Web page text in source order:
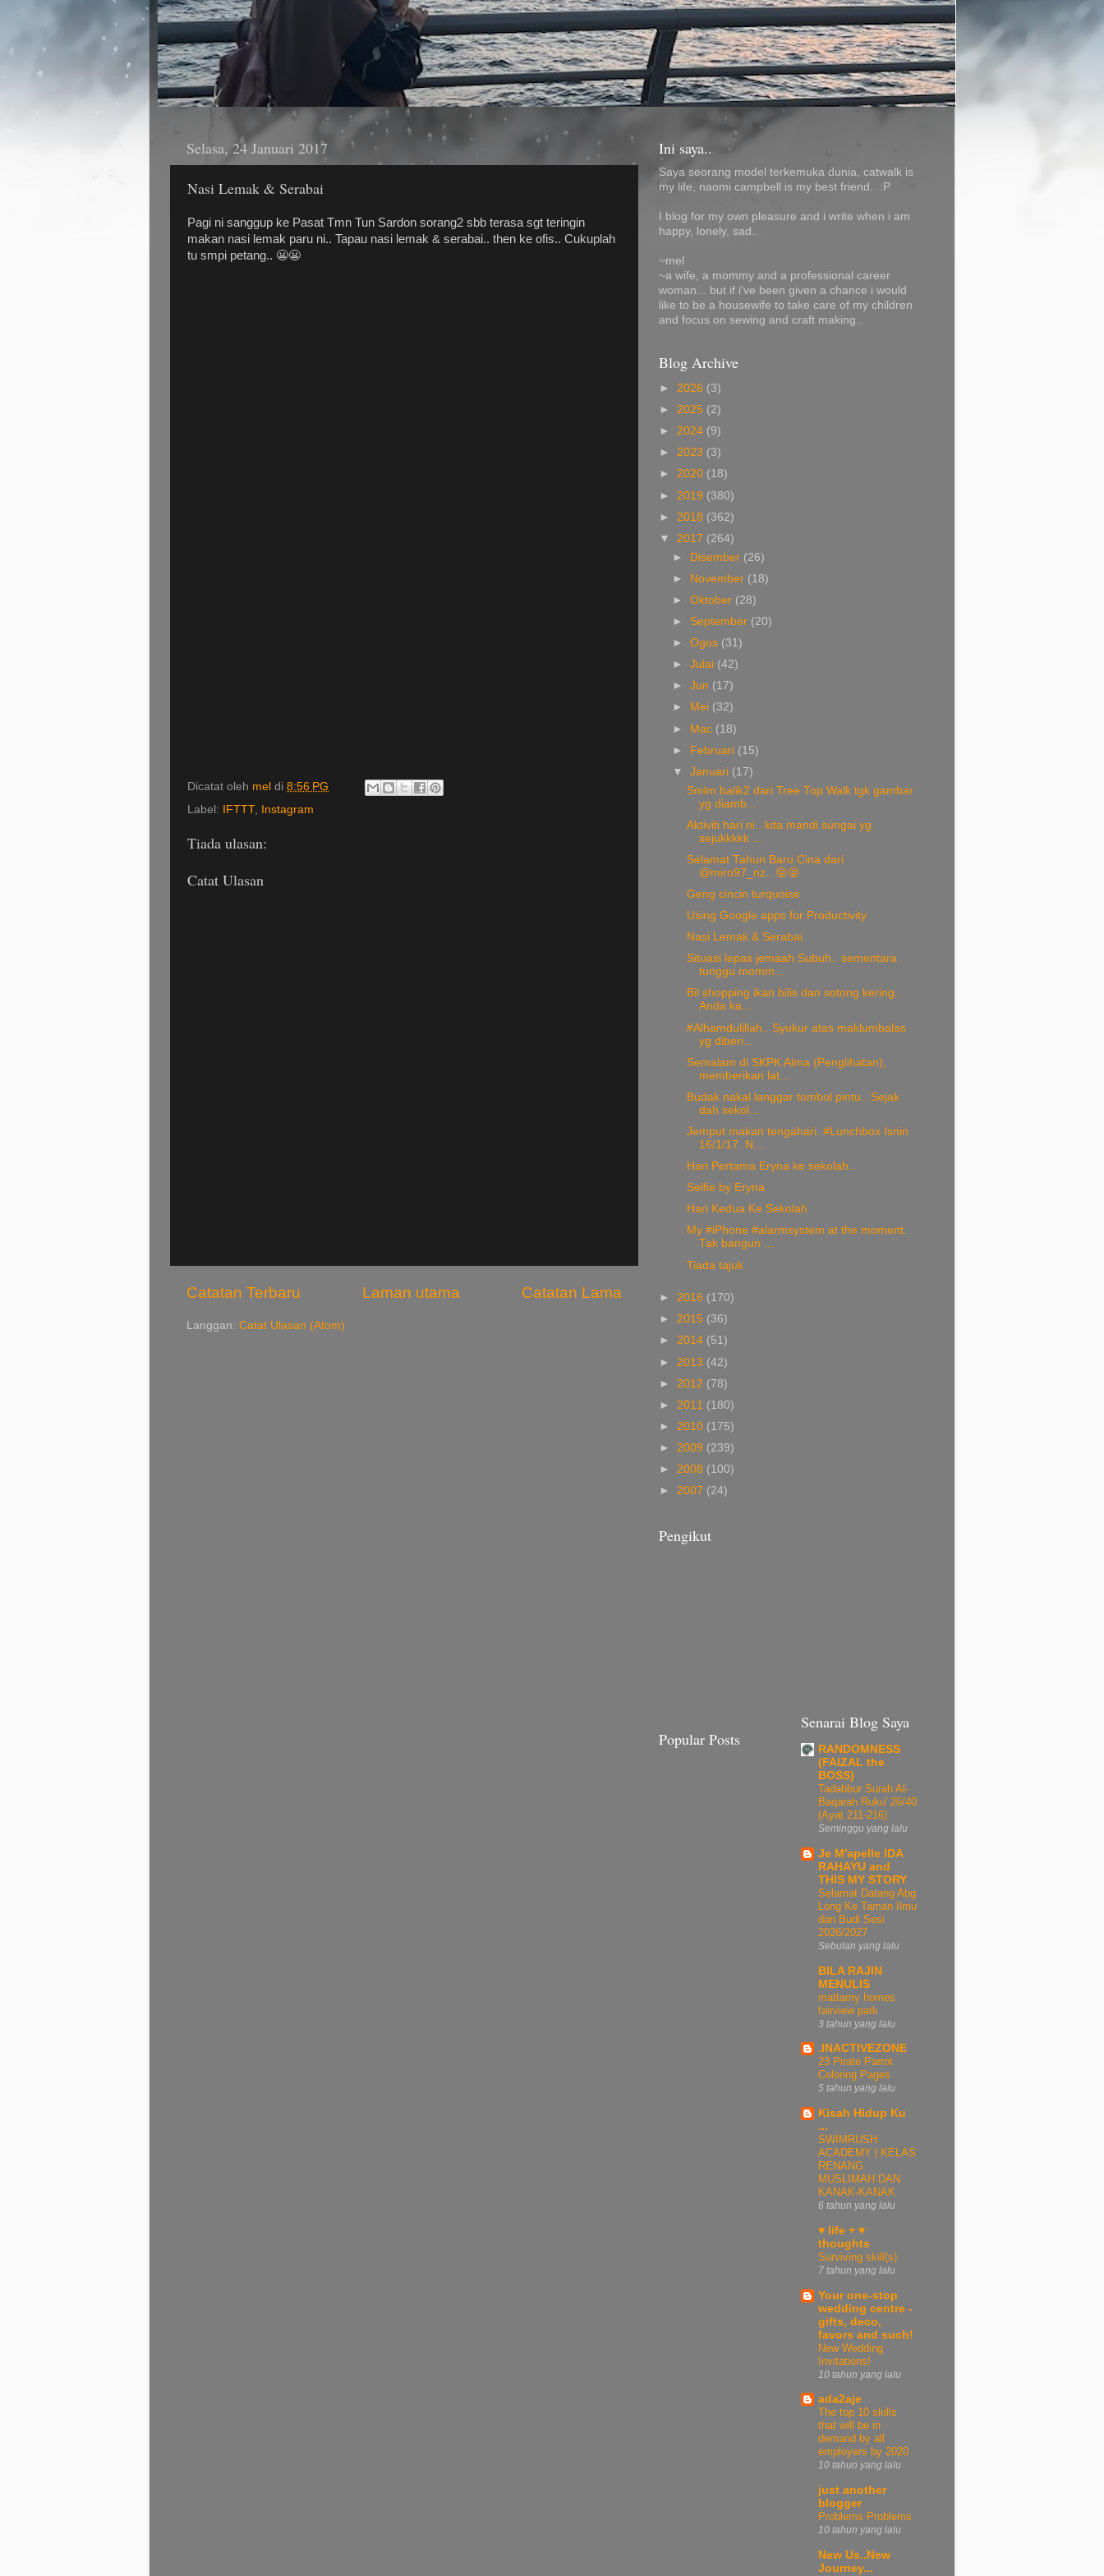
Selasa, 24 Januari 2017
Nasi Lemak & Serabai
Pagi ni sanggup ke Pasat Tmn Tun Sardon sorang2 sbb terasa sgt teringin
makan nasi lemak paru ni.. Tapau nasi lemak & serabai.. then ke ofis.. Cukuplah
tu smpi petang.. 😬😬
Dicatat oleh mel di 8:56 PG
Label:
IFTTT, Instagram
Tiada ulasan:
Catat Ulasan
Catatan Terbaru Catatan Lama
Laman utama
Langgan: Catat Ulasan (Atom)
Ini saya..
Saya seorang model terkemuka dunia, catwalk is
my life, naomi campbell is my best friend.. :P
I blog for my own pleasure and i write when i am
happy, lonely, sad..
~mel
~a wife, a mommy and a professional career
woman... but if i've been given a chance i would
like to be a housewife to take care of my children
and focus on sewing and craft making..
Blog Archive
► 2026 (3)
► 2025 (2)
► 2024 (9)
► 2023 (3)
► 2020 (18)
► 2019 (380)
► 2018 (362)
▼ 2017 (264)
► Disember (26)
► November (18)
►Oktober (28)
► September (20)
►Ogos (31)
►Julai (42)
►Jun (17)
►
Mei (32)
► Mac (18)
► Februari (15)
▼Januari (17)
Smlm balik2 dari Tree Top Walk tgk gambar
yg diamb...
Aktiviti hari ni.. kita mandi sungai yg
sejukkkkk ...
Selamat Tahun Baru Cina dari
@miro97_nz.. 😝😝
Geng cincin turquoise
Using Google apps for Productivity
Nasi Lemak & Serabai
Situasi lepas jemaah Subuh.. sementara
tunggu momm...
Bil shopping ikan bilis dan sotong kering.
Anda ka...
#Alhamdulillah.. Syukur atas maklumbalas
yg diberi...
Semalam di SKPK Alma (Penglihatan),
memberikan lat...
Budak nakal langgar tombol pintu.. Sejak
dah sekol...
Jemput makan tengahari. #Lunchbox Isnin
16/1/17. N...
Hari Pertama Eryna ke sekolah..
Selfie by Eryna
Hari Kedua Ke Sekolah
My #iPhone #alarmsystem at the moment.
Tak bangun ...
Tiada tajuk
► 2016 (170)
► 2015 (36)
► 2014 (51)
► 2013 (42)
► 2012 (78)
► 2011 (180)
► 2010 (175)
► 2009 (239)
► 2008 (100)
► 2007 (24)
Pengikut
Popular Posts
Senarai Blog Saya
RANDOMNESS
(FAIZAL the
BOSS)
Tadabbur Surah Al-
Baqarah Ruku' 26/40
(Ayat 211-216)
Seminggu yang lalu
Je M'apelle IDA
RAHAYU and
THIS MY STORY
Selamat Datang Abg
Long Ke Taman Ilmu
dan Budi Sesi
2026/2027
Sebulan yang lalu
BILA RAJIN
MENULIS
mattamy homes
fairview park
3 tahun yang lalu
.INACTIVEZONE
23 Pirate Parrot
Coloring Pages
5 tahun yang lalu
Kisah Hidup Ku
...
SWIMRUSH
ACADEMY | KELAS
RENANG
MUSLIMAH DAN
KANAK-KANAK
6 tahun yang lalu
♥ life + ♥
thoughts
Surviving skill(s)
7 tahun yang lalu
Your one-stop
wedding centre -
gifts, deco,
favors and such!
New Wedding
Invitations!
10 tahun yang lalu
ada2aje
The top 10 skills
that will be in
demand by all
employers by 2020
10 tahun yang lalu
just another
blogger
Problems Problems
10 tahun yang lalu
New Us..New
Journey...